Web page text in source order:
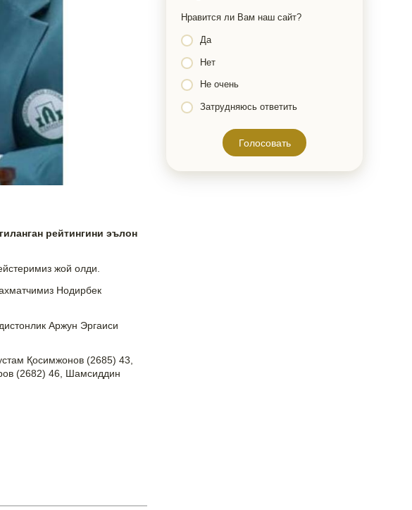
рейтингини эълон
жой олди.
Нодирбек
Аржун Эргаиси
Қосимжонов (2685) 43,
(2682) 46, Шамсиддин
Нравится ли Вам наш сайт?
Да
Нет
Не очень
Затрудняюсь ответить
Голосовать